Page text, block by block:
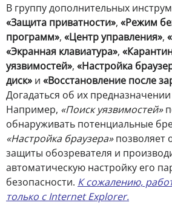
В группу дополнительных
«Защита приватности», «Режим
программ», «Центр управления»,
«Экранная клавиатура»,
уязвимостей», «Настройка
диск» и «Восстановление после
Догадаться об их
Например, «Поиск уязвимостей»
обнаруживать потенциальные
«Настройка браузера»позволяет
защиты обозревателя и
автоматическую настройку его
безопасности. К сожалению,
только с Internet Explorer.